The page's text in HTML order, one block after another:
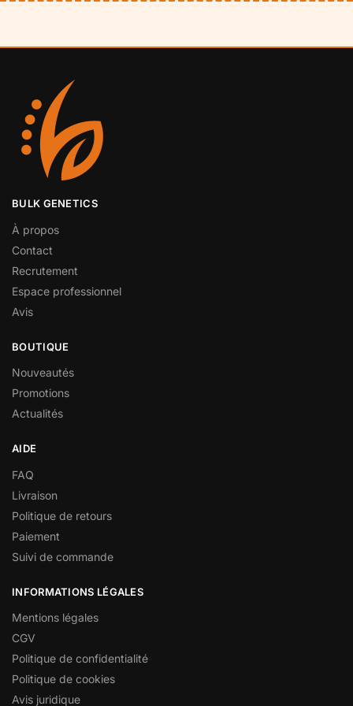
BULK GENETICS
À propos
Contact
Recrutement
Espace professionnel
Avis
BOUTIQUE
Nouveautés
Promotions
Actualités
AIDE
FAQ
Livraison
Politique de retours
Paiement
Suivi de commande
INFORMATIONS LÉGALES
Mentions légales
CGV
Politique de confidentialité
Politique de cookies
Avis juridique